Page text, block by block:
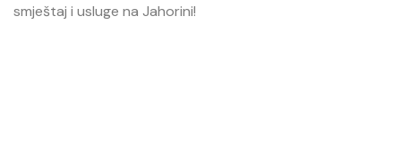
smještaj i usluge na Jahorini!